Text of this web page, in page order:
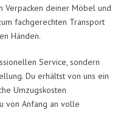
Verpacken deiner Möbel und
fachgerechten Transport
Händen.
Service, sondern
Du erhältst von uns ein
Umzugskosten
von Anfang an volle